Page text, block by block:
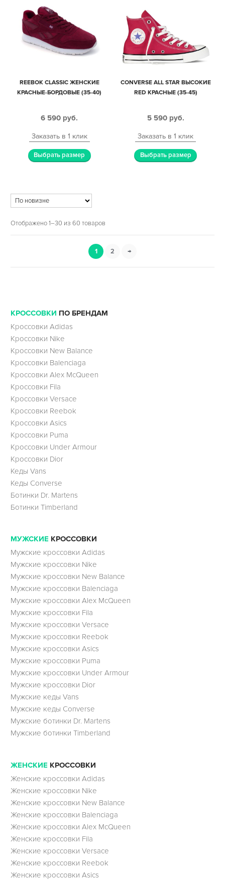
REEBOK CLASSIC ЖЕНСКИЕ
КРАСНЫЕ-БОРДОВЫЕ (35-40)
6 590 руб.
Заказать в 1 клик
Выбрать размер
CONVERSE ALL STAR ВЫСОКИЕ
RED КРАСНЫЕ (35-45)
5 590 руб.
Заказать в 1 клик
Выбрать размер
Отображено 1–30 из 60 товаров
1 2 →
КРОССОВКИ ПО БРЕНДАМ
Кроссовки Adidas
Кроссовки Nike
Кроссовки New Balance
Кроссовки Balenciaga
Кроссовки Alex McQueen
Кроссовки Fila
Кроссовки Versace
Кроссовки Reebok
Кроссовки Asics
Кроссовки Puma
Кроссовки Under Armour
Кроссовки Dior
Кеды Vans
Кеды Converse
Ботинки Dr. Martens
Ботинки Timberland
МУЖСКИЕ КРОССОВКИ
Мужские кроссовки Adidas
Мужские кроссовки Nike
Мужские кроссовки New Balance
Мужские кроссовки Balenciaga
Мужские кроссовки Alex McQueen
Мужские кроссовки Fila
Мужские кроссовки Versace
Мужские кроссовки Reebok
Мужские кроссовки Asics
Мужские кроссовки Puma
Мужские кроссовки Under Armour
Мужские кроссовки Dior
Мужские кеды Vans
Мужские кеды Converse
Мужские ботинки Dr. Martens
Мужские ботинки Timberland
ЖЕНСКИЕ КРОССОВКИ
Женские кроссовки Adidas
Женские кроссовки Nike
Женские кроссовки New Balance
Женские кроссовки Balenciaga
Женские кроссовки Alex McQueen
Женские кроссовки Fila
Женские кроссовки Versace
Женские кроссовки Reebok
Женские кроссовки Asics